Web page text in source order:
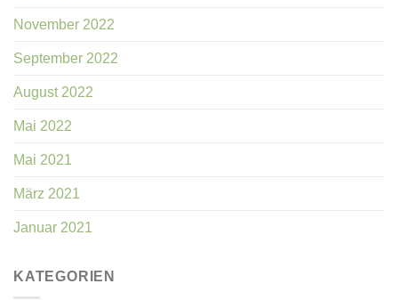
November 2022
September 2022
August 2022
Mai 2022
Mai 2021
März 2021
Januar 2021
KATEGORIEN